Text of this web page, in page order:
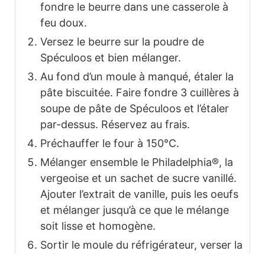
fondre le beurre dans une casserole à
feu doux.
Versez le beurre sur la poudre de
Spéculoos et bien mélanger.
Au fond d’un moule à manqué, étaler la
pâte biscuitée. Faire fondre 3 cuillères à
soupe de pâte de Spéculoos et l’étaler
par-dessus. Réservez au frais.
Préchauffer le four à 150°C.
Mélanger ensemble le Philadelphia®, la
vergeoise et un sachet de sucre vanillé.
Ajouter l’extrait de vanille, puis les oeufs
et mélanger jusqu’à ce que le mélange
soit lisse et homogène.
Sortir le moule du réfrigérateur, verser la